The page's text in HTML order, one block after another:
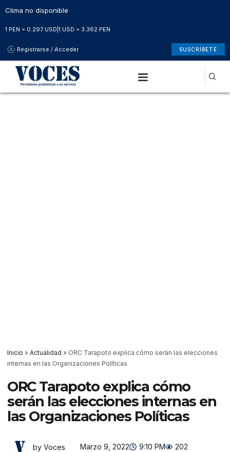
Clima no disponible
1 PEN = 0.297 USD 1 USD = 3.362 PEN
Registrarse / Acceder SUSCRÍBETE
Inicio » Actualidad » ORC Tarapoto explica cómo serán las elecciones
internas en las Organizaciones Políticas
ORC Tarapoto explica cómo
serán las elecciones internas en
las Organizaciones Políticas
by Voces Marzo 9, 2022 9:10 PM 202